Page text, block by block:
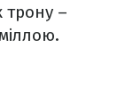
трону –